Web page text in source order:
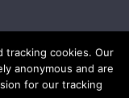
de privacidad
tracking cookies. Our
anonymous and are
for our tracking